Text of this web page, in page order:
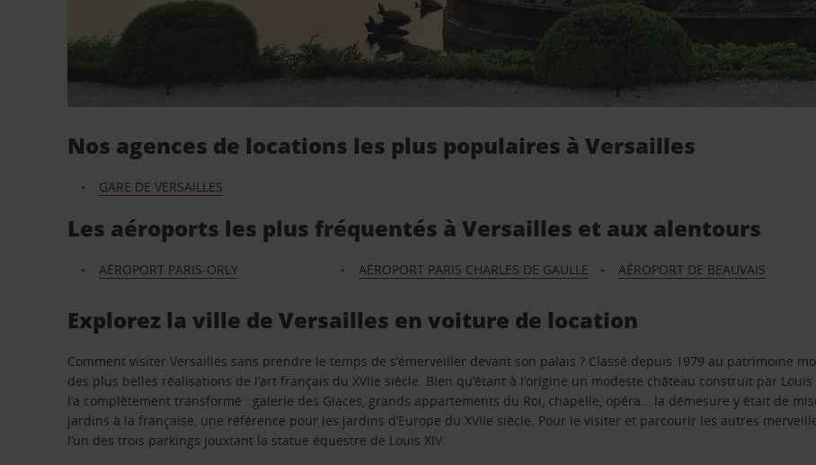
Nos agences de locations les plus populaires à Versailles
GARE DE VERSAILLES
Les aéroports les plus fréquentés à Versailles et aux alentours
AÉROPORT PARIS-ORLY AÉROPORT PARIS CHARLES DE GAULLE AÉROPORT DE BEAUVAIS
Explorez la ville de Versailles en voiture de location
Comment visiter Versailles sans prendre le temps de s’émerveiller devant son palais ? Classé depuis 1979 au patrimoine
des plus belles réalisations de l’art français du XVIIe siècle. Bien qu’étant à l’origine un modeste château construit par
l’a complètement transformé : galerie des Glaces, grands appartements du Roi, chapelle, opéra… la démesure y était de
jardins à la française, une référence pour les jardins d’Europe du XVIIe siècle. Pour le visiter et parcourir les autres
l’un des trois parkings jouxtant la statue équestre de Louis XIV.